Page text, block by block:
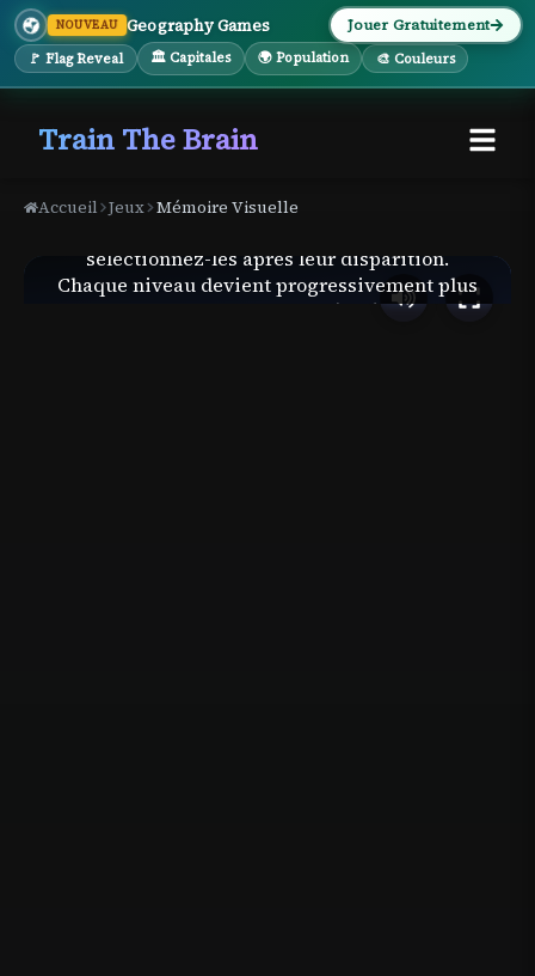
NOUVEAU Geography Games
🚩 Flag Reveal 🏛 Capitales 🌍 Population 🎨 Couleurs
Jouer Gratuitement
Train The Brain
Accueil Jeux Mémoire Visuelle
Test de Mémoire
sélectionnez-les après leur disparition.
Chaque niveau devient progressivement plus
difficile avec plus de tuiles à mémoriser.